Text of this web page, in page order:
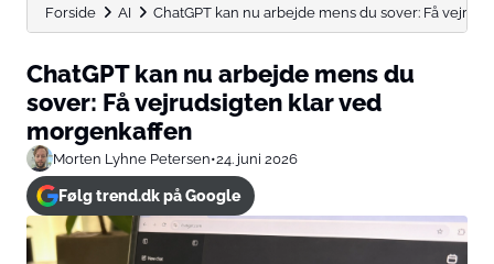
Forside AI ChatGPT kan nu arbejde mens du sover: Få
ChatGPT kan nu arbejde mens du
sover: Få vejrudsigten klar ved
morgenkaffen
Morten Lyhne Petersen•24. juni 2026
Følg trend.dk på Google